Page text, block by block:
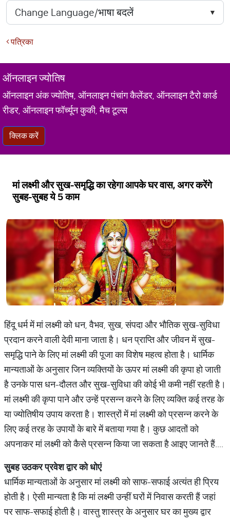
पत्रिका
ऑनलाइन ज्योतिष
ऑनलाइन अंक ज्योतिष, ऑनलाइन पंचांग कैलेंडर, ऑनलाइन टैरो कार्ड
रीडर, ऑनलाइन फॉर्च्यून कुकी, मैच टूल्स
क्लिक करें
मां लक्ष्मी और सुख-समृद्धि का रहेगा आपके घर वास, अगर करेंगे
सुबह-सुबह ये 5 काम
हिंदू धर्म में मां लक्ष्मी को धन, वैभव, सुख, संपदा और भौतिक सुख-सुविधा
प्रदान करने वाली देवी माना जाता है। धन प्राप्ति और जीवन में सुख-
समृद्धि पाने के लिए मां लक्ष्मी की पूजा का विशेष महत्व होता है। धार्मिक
मान्यताओं के अनुसार जिन व्यक्तियों के ऊपर मां लक्ष्मी की कृपा हो जाती
है उनके पास धन-दौलत और सुख-सुविधा की कोई भी कमी नहीं रहती है।
मां लक्ष्मी की कृपा पाने और उन्हें प्रसन्न करने के लिए व्यक्ति कई तरह के
या ज्योतिषीय उपाय करता है। शास्त्रों में मां लक्ष्मी को प्रसन्न करने के
लिए कई तरह के उपायों के बारे में बताया गया है। कुछ आदतों को
अपनाकर मां लक्ष्मी को कैसे प्रसन्न किया जा सकता है आइए जानते हैं....
सुबहउठकरप्रवेशद्वारकोधोएं
धार्मिक मान्यताओं के अनुसार मां लक्ष्मी को साफ-सफाई अत्यंत ही प्रिय
होती है। ऐसी मान्यता है कि मां लक्ष्मी उन्हीं घरों में निवास करती हैं जहां
पर साफ-सफाई होती है। वास्तु शास्त्र के अनुसार घर का मुख्य द्वार